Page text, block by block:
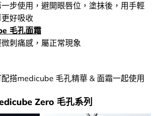
一步使用，避開眼唇位，塗抹後，用手輕
好吸收
毛孔面霜
刺痛感，屬正常現象
搭medicube 毛孔精華 & 面霜一起使用
Zero 毛孔系列